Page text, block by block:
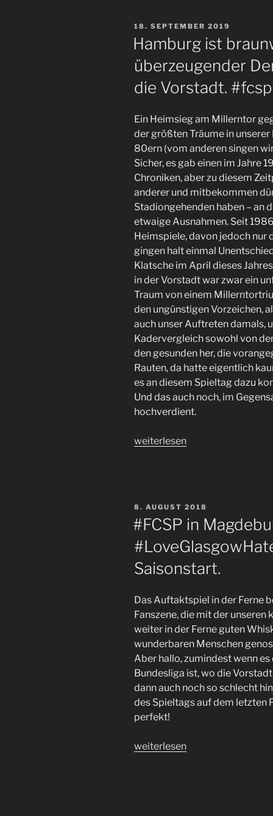
angesichts
des
Rassistischen
und
Stadtmeistertitel
für
den
#FCSP“
VERÖFFENTLICHT
18. SEPTEMBER 2019
Hamburg ist
überzeugender
die Vorstadt.
Ein Heimsieg am Millerntor
der größten Träume in
80ern (vom anderen singen
Sicher, es gab einen im Jahre
Chroniken, aber zu diesem
anderer und mitbekommen
Stadiongehenden haben – an
etwaige Ausnahmen. Seit
Heimspiele, davon jedoch nur
gingen halt einmal
Klatsche im April dieses
in der Vorstadt war zwar ein
Traum von einem
den ungünstigen Vorzeichen,
auch unser Auftreten damals,
Kadervergleich sowohl von
den gesunden her, die
Rauten, da hatte eigentlich
es an diesem Spieltag dazu
Und das auch noch, im
hochverdient.
„Hamburg
überzeugender
Derbysieger
daheim
die
#fcsphsv“
weiterlesen
VERÖFFENTLICHT
AM
8. AUGUST 2018
#FCSP in
Saisonstart.
Das Auftaktspiel in der Ferne
Fanszene, die mit der
weiter in der Ferne guten
wunderbaren Menschen
Aber hallo, zumindest wenn
Bundesliga ist, wo die
dann auch noch so schlecht
des Spieltags auf dem letzten
perfekt!
„#FCSP
weiterlesen